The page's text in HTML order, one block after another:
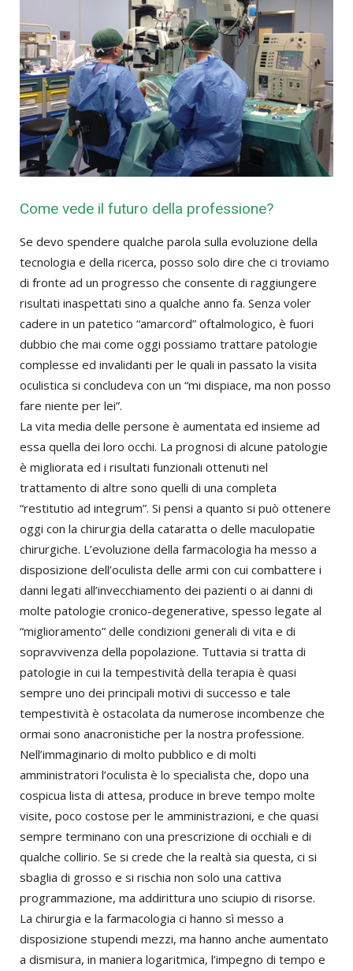
Come vede il futuro della professione?
Se devo spendere qualche parola sulla evoluzione della
tecnologia e della ricerca, posso solo dire che ci troviamo
di fronte ad un progresso che consente di raggiungere
risultati inaspettati sino a qualche anno fa. Senza voler
cadere in un patetico “amarcord” oftalmologico, è fuori
dubbio che mai come oggi possiamo trattare patologie
complesse ed invalidanti per le quali in passato la visita
oculistica si concludeva con un “mi dispiace, ma non posso
fare niente per lei”.
La vita media delle persone è aumentata ed insieme ad
essa quella dei loro occhi. La prognosi di alcune patologie
è migliorata ed i risultati funzionali ottenuti nel
trattamento di altre sono quelli di una completa
“restitutio ad integrum”. Si pensi a quanto si può ottenere
oggi con la chirurgia della cataratta o delle maculopatie
chirurgiche. L’evoluzione della farmacologia ha messo a
disposizione dell’oculista delle armi con cui combattere i
danni legati all’invecchiamento dei pazienti o ai danni di
molte patologie cronico-degenerative, spesso legate al
“miglioramento” delle condizioni generali di vita e di
sopravvivenza della popolazione. Tuttavia si tratta di
patologie in cui la tempestività della terapia è quasi
sempre uno dei principali motivi di successo e tale
tempestività è ostacolata da numerose incombenze che
ormai sono anacronistiche per la nostra professione.
Nell’immaginario di molto pubblico e di molti
amministratori l’oculista è lo specialista che, dopo una
cospicua lista di attesa, produce in breve tempo molte
visite, poco costose per le amministrazioni, e che quasi
sempre terminano con una prescrizione di occhiali e di
qualche collirio. Se si crede che la realtà sia questa, ci si
sbaglia di grosso e si rischia non solo una cattiva
programmazione, ma addirittura uno sciupio di risorse.
La chirurgia e la farmacologia ci hanno sì messo a
disposizione stupendi mezzi, ma hanno anche aumentato
a dismisura, in maniera logaritmica, l’impegno di tempo e